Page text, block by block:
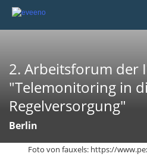
2. Arbeitsforum der
"Telemonitoring in
Regelversorgung"
Berlin
Foto von fauxels: https://